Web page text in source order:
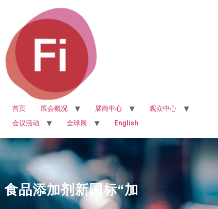
首页 展会概况 展商中心
观众中心
会议活动
全球展 English
食品添加剂新国标“加